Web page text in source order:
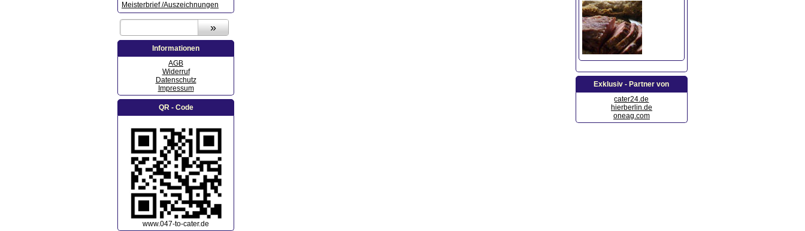
Meisterbrief /Auszeichnungen
Informationen
AGB
Widerruf
Datenschutz
Impressum
QR - Code
www.047-to-cater.de
Exklusiv - Partner von
cater24.de
hierberlin.de
oneag.com